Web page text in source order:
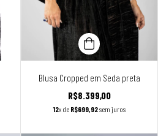
Blusa Cropped em Seda preta
R$8.399,00
12x de R$699,92sem juros